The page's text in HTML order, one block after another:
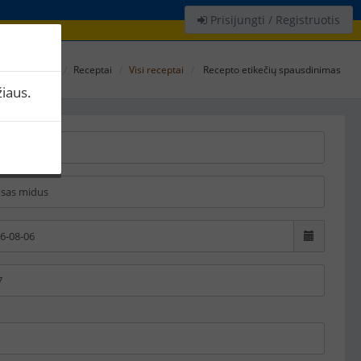
Prisijungti / Registruotis
Receptai Visi receptai Recepto etikečių spausdinimas